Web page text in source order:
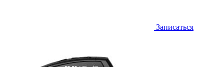
Записаться